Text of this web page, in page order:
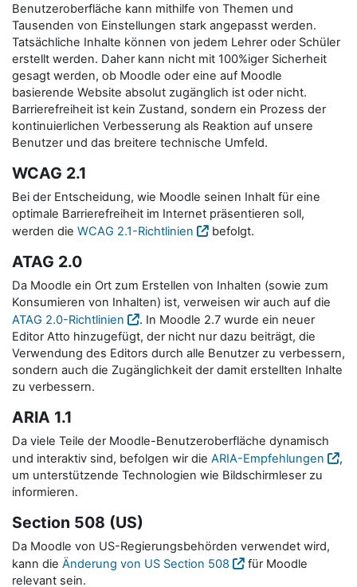
Benutzeroberfläche kann mithilfe von Themen und
Tausenden von Einstellungen stark angepasst werden.
Tatsächliche Inhalte können von jedem Lehrer oder Schüler
erstellt werden. Daher kann nicht mit 100%iger Sicherheit
gesagt werden, ob Moodle oder eine auf Moodle
basierende Website absolut zugänglich ist oder nicht.
Barrierefreiheit ist kein Zustand, sondern ein Prozess der
kontinuierlichen Verbesserung als Reaktion auf unsere
Benutzer und das breitere technische Umfeld.
WCAG 2.1
Bei der Entscheidung, wie Moodle seinen Inhalt für eine
optimale Barrierefreiheit im Internet präsentieren soll,
werden die WCAG 2.1-Richtlinien befolgt.
ATAG 2.0
Da Moodle ein Ort zum Erstellen von Inhalten (sowie zum
Konsumieren von Inhalten) ist, verweisen wir auch auf die
ATAG 2.0-Richtlinien
. In Moodle 2.7 wurde ein neuer
Editor Atto hinzugefügt, der nicht nur dazu beiträgt, die
Verwendung des Editors durch alle Benutzer zu verbessern,
sondern auch die Zugänglichkeit der damit erstellten Inhalte
zu verbessern.
ARIA 1.1
Da viele Teile der Moodle-Benutzeroberfläche dynamisch
und interaktiv sind, befolgen wir die ARIA-Empfehlungen
,
um unterstützende Technologien wie Bildschirmleser zu
informieren.
Section 508 (US)
Da Moodle von US-Regierungsbehörden verwendet wird,
kann die Änderung von US Section 508
für Moodle
relevant sein.